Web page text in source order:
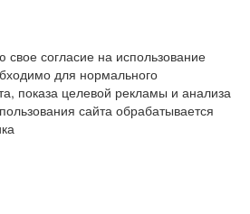
согласие на использование
для нормального
показа целевой рекламы и анализа
сайта обрабатывается